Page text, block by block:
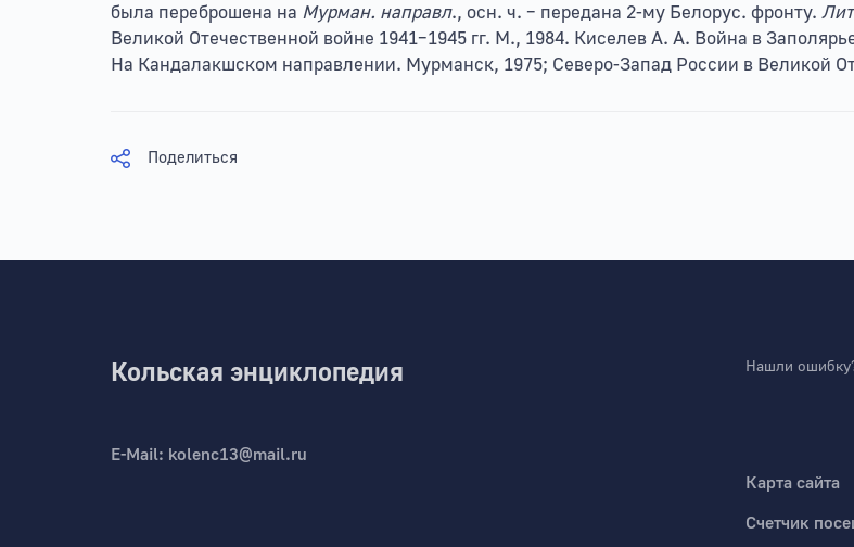
была переброшена на Мурман. направл., осн. ч. – передана 2-му Белорус. фронту.
Великой Отечественной войне 1941–1945 гг. М., 1984. Киселев А. А. Война в
На Кандалакшском направлении. Мурманск, 1975; Северо-Запад России в Великой
Поделиться
Кольская энциклопедия
E-Mail: kolenc13@mail.ru
Нашли
Карта сайта
Счетчик